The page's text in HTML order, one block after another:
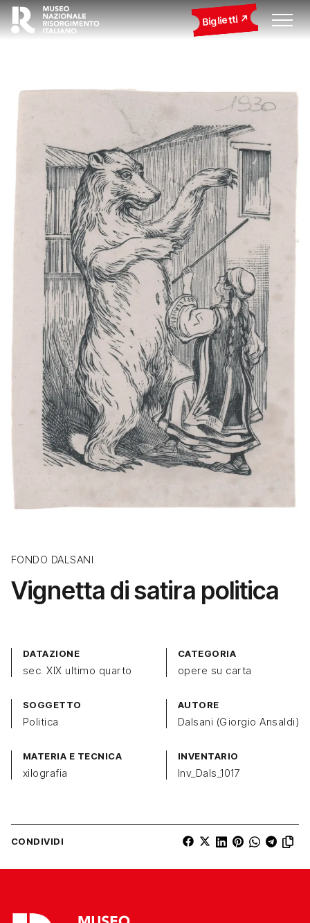
Biglietti
FONDO DALSANI
Vignetta di satira politica
DATAZIONE
sec. XIX ultimo quarto
CATEGORIA
opere su carta
SOGGETTO
Politica
AUTORE
Dalsani (Giorgio Ansaldi)
MATERIA E TECNICA
xilografia
INVENTARIO
Inv_Dals_1017
CONDIVIDI